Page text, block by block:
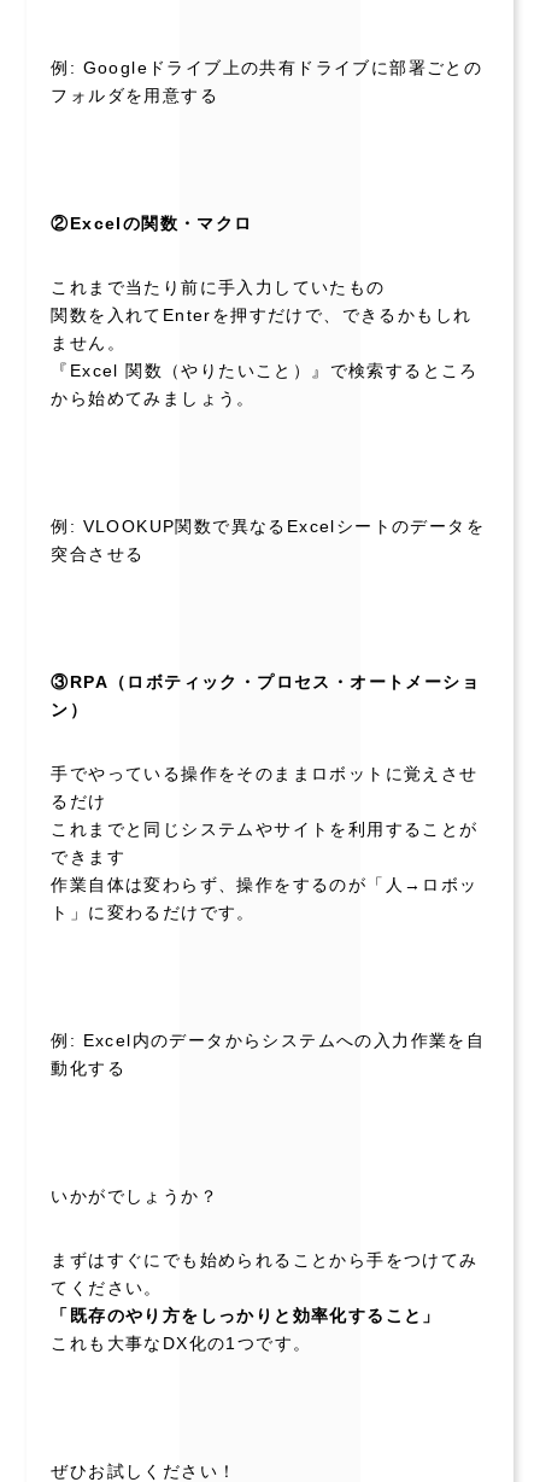
例: Googleドライブ上の共有ドライブに部署ごとの
フォルダを用意する
②Excelの関数・マクロ
これまで当たり前に手入力していたもの
関数を入れてEnterを押すだけで、できるかもしれ
ません。
『Excel 関数（やりたいこと）』で検索するところ
から始めてみましょう。
例: VLOOKUP関数で異なるExcelシートのデータを
突合させる
③RPA（ロボティック・プロセス・オートメーショ
ン）
手でやっている操作をそのままロボットに覚えさせ
るだけ
これまでと同じシステムやサイトを利用することが
できます
作業自体は変わらず、操作をするのが「人→ロボッ
ト」に変わるだけです。
例: Excel内のデータからシステムへの入力作業を自
動化する
いかがでしょうか？
まずはすぐにでも始められることから手をつけてみ
てください。
「既存のやり方をしっかりと効率化すること」
これも大事なDX化の1つです。
ぜひお試しください！